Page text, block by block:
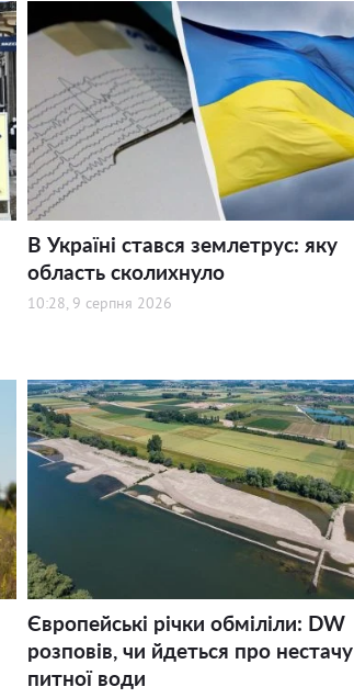
В Україні стався землетрус: яку
область сколихнуло
10:28, 9 серпня 2026
Європейські річки обміліли: DW
розповів, чи йдеться про нестачу
питної води